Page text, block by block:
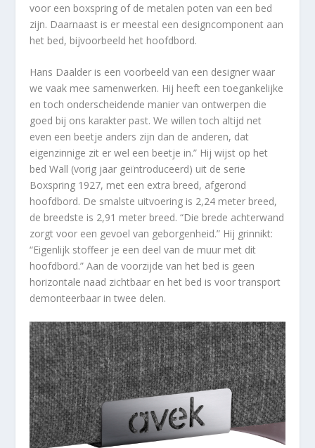
voor een boxspring of de metalen poten van een bed
zijn. Daarnaast is er meestal een designcomponent aan
het bed, bijvoorbeeld het hoofdbord.
Hans Daalder is een voorbeeld van een designer waar
we vaak mee samenwerken. Hij heeft een toegankelijke
en toch onderscheidende manier van ontwerpen die
goed bij ons karakter past. We willen toch altijd net
even een beetje anders zijn dan de anderen, dat
eigenzinnige zit er wel een beetje in.” Hij wijst op het
bed Wall (vorig jaar geïntroduceerd) uit de serie
Boxspring 1927, met een extra breed, afgerond
hoofdbord. De smalste uitvoering is 2,24 meter breed,
de breedste is 2,91 meter breed. “Die brede achterwand
zorgt voor een gevoel van geborgenheid.” Hij grinnikt:
“Eigenlijk stoffeer je een deel van de muur met dit
hoofdbord.” Aan de voorzijde van het bed is geen
horizontale naad zichtbaar en het bed is voor transport
demonteerbaar in twee delen.